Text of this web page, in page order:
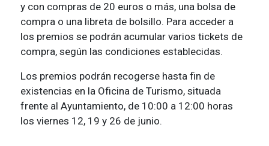
y con compras de 20 euros o más, una bolsa de
compra o una libreta de bolsillo. Para acceder a
los premios se podrán acumular varios tickets de
compra, según las condiciones establecidas.
Los premios podrán recogerse hasta fin de
existencias en la Oficina de Turismo, situada
frente al Ayuntamiento, de 10:00 a 12:00 horas
los viernes 12, 19 y 26 de junio.